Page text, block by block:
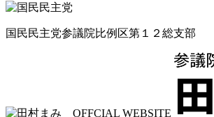
国民民主党参議院比例区第１２総支部